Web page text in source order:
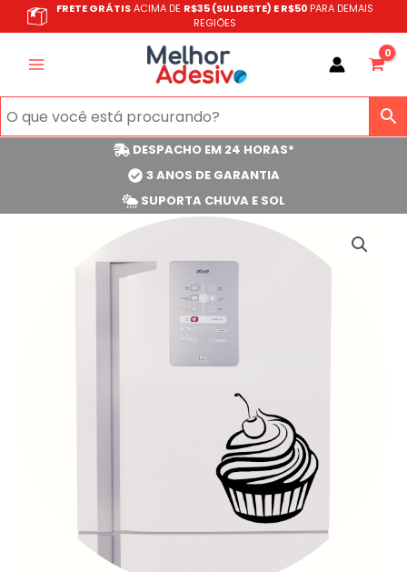
para
FRETE GRÁTISACIMA DE R$35 (SULDESTE) E R$50 PARA DEMAIS
REGIÕES
DESPACHO EM 24 HORAS*
3 ANOS DE GARANTIA
SUPORTA CHUVA E SOL